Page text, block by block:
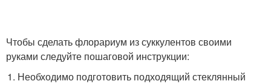
Чтобы сделать флорариум из суккулентов своими
руками следуйте пошаговой инструкции:
Необходимо подготовить подходящий стеклянный